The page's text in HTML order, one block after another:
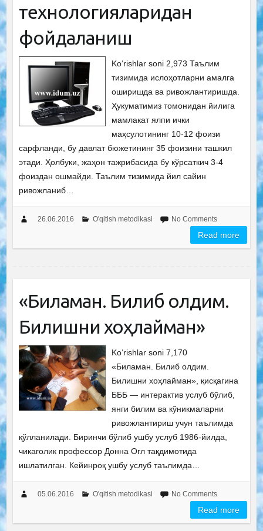
технологияларидан
фойдаланиш
Ko‘rishlar soni 2,973 Таълим
тизимида ислоҳотларни амалга
оширишда ва ривожлантиришда.
Ҳукуматимиз томонидан йилига
мамлакат ялпи ички
маҳсулотининг 10-12 фоизи
сарфланди, бу давлат бюжетининг 35 фоизини ташкил
этади. Ҳолбуки, жаҳон тажрибасида бу кўрсаткич 3-4
фоиздан ошмайди. Таълим тизимида йил сайин
ривожланиб…
26.06.2016 O'qitish metodikasi No Comments
Read more
«Биламан. Билиб олдим.
Билишни хоҳлайман»
Ko‘rishlar soni 7,170
«Биламан. Билиб олдим.
Билишни хоҳлайман», қисқагина
БББ — интерактив услуб бўлиб,
янги билим ва кўникмаларни
ривожлантириш учун таълимда
қўлланилади. Биринчи бўлиб ушбу услуб 1986-йилда,
чикаголик профессор Донна Огл тақдимотида
ишлатилган. Кейинроқ ушбу услуб таълимда…
05.06.2016 O'qitish metodikasi No Comments
Read more